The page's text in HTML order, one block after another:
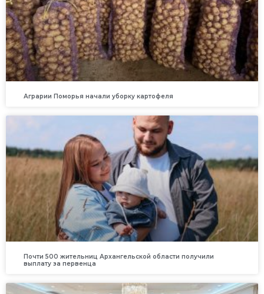
Аграрии Поморья начали уборку картофеля
Почти 500 жительниц Архангельской области получили
выплату за первенца